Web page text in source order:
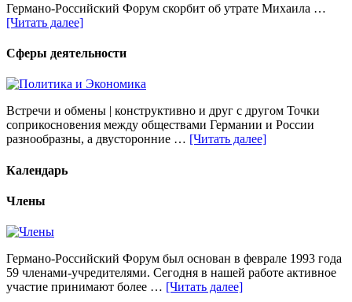
Германо-Российский Форум скорбит об утрате Михаила …
[Читать далее]
Сферы деятельности
Встречи и обмены | конструктивно и друг с другом Точки
соприкосновения между обществами Германии и России
разнообразны, а двусторонние … [Читать далее]
Календарь
Члены
Германо-Российский Форум был основан в феврале 1993 года
59 членами-учредителями. Сегодня в нашей работе активное
участие принимают более … [Читать далее]